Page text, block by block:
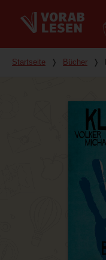
Du bist hier
Startseite ❭ Bücher ❭